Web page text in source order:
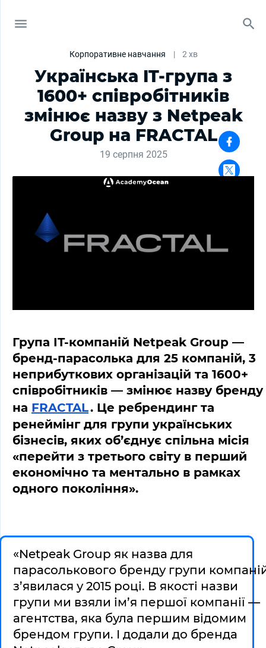
Корпоративне навчання | 2 хв
Українська IT-група з
1600+ співробітників
змінює назву з Netpeak
Group на FRACTAL
19 серпня 2025
Група IT-компаній Netpeak Group —
бренд-парасолька для 25 компаній, 3
неприбуткових організацій та 1600+
співробітників — змінює назву бренду
на FRACTAL. Це ребрендинг та
ренеймінг для групи українських
бізнесів, яких об’єднує спільна місія
«перейти з третього світу в перший
економічно та ментально в рамках
одного покоління».
«Netpeak Group як назва для
парасолькового бренду групи
з’явилася у 2015 році. В якості назви
групи ми взяли ім’я першої компанії —
агентства, яка була першим відомим
брендом групи. І додали до бренда